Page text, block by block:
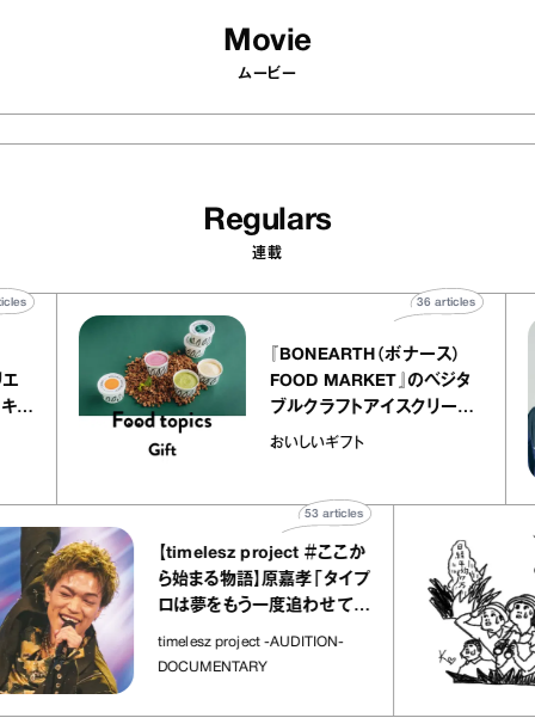
Movie
ムービー
Regulars
連載
アトリエ
レープ キャ
40
『BONEARTH（ボナース）
FOOD MARKET』のベジ
ブルクラフトアイスクリー
｜真野知子の「おいしいギ
おいしいギフト
36
【timelesz project ＃ここか
ら始まる物語】原嘉孝「タイプ
ロは夢をもう一度追わせてく
れた場所」
timelesz project -AUDITION-
DOCUMENTARY